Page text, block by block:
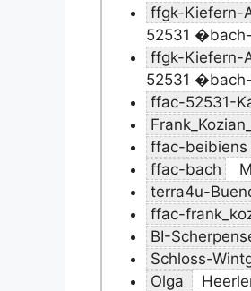
ffgk-Kiefern-
52531
ffgk-Kiefern-
52531
ffac-52531-
ffac-beibiens
ffac-bach
terra4u-
ffac-
BI-
Schloss-
Olga